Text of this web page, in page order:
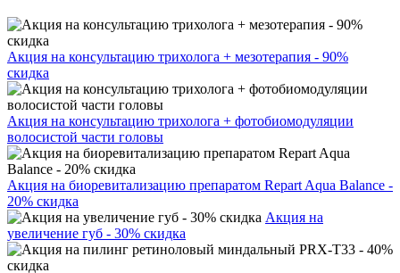
Акция на консультацию трихолога + мезотерапия - 90%
скидка
Акция на консультацию трихолога + фотобиомодуляции
волосистой части головы
Акция на биоревитализацию препаратом Repart Aqua Balance -
20% скидка
Акция на
увеличение губ - 30% скидка